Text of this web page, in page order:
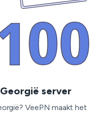
server
VeePN maakt het